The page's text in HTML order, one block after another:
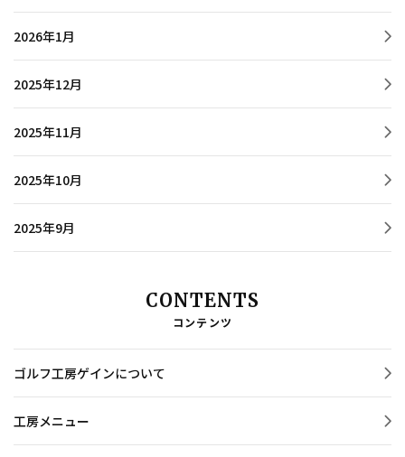
2026年1月
2025年12月
2025年11月
2025年10月
2025年9月
CONTENTS
コンテンツ
ゴルフ工房ゲインについて
工房メニュー